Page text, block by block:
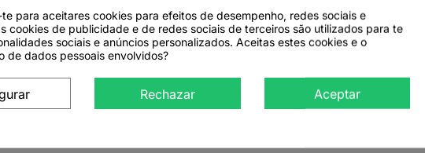
girasol.
para aceitares cookies para efeitos de desempenho, redes sociais e
cookies de publicidade e de redes sociais de terceiros são utilizados para te
sociais e anúncios personalizados. Aceitas estes cookies e o
de dados pessoais envolvidos?
Rechazar Aceptar